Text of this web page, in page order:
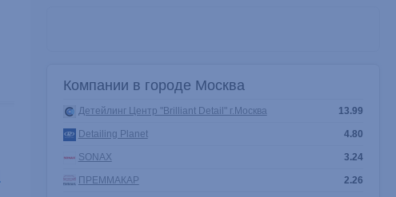
Компании в городе Москва
13.99
Детейлинг Центр "Brilliant Detail" г.Москва
4.80
Detailing Planet
3.24
SONAX
2.26
ПРЕММАКАР